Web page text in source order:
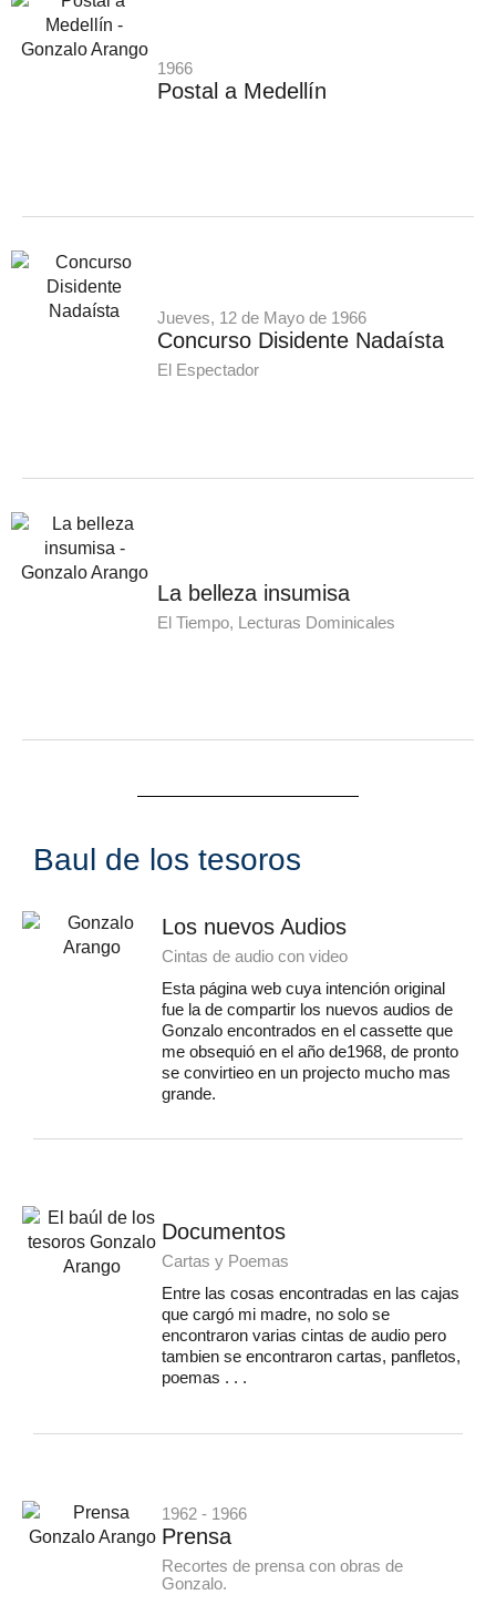
1966
Postal a Medellín
Jueves, 12 de Mayo de 1966
Concurso Disidente Nadaísta
El Espectador
La belleza insumisa
El Tiempo, Lecturas Dominicales
Baul de los tesoros
Los nuevos Audios
Cintas de audio con video
Esta página web cuya intención original
fue la de compartir los nuevos audios de
Gonzalo encontrados en el cassette que
me obsequió en el año de1968, de pronto
se convirtieo en un projecto mucho mas
grande.
Documentos
Cartas y Poemas
Entre las cosas encontradas en las cajas
que cargó mi madre, no solo se
encontraron varias cintas de audio pero
tambien se encontraron cartas, panfletos,
poemas . . .
1962 - 1966
Prensa
Recortes de prensa con obras de
Gonzalo.